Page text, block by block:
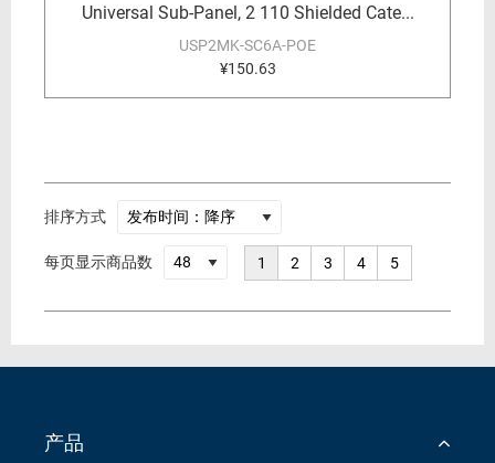
Universal Sub-Panel, 2 110 Shielded Cate...
USP2MK-SC6A-POE
¥150.63
排序方式
每页显示商品数 1 2 3 4 5
产品